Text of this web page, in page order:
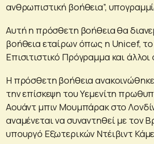
ανθρωπιστική βοήθεια”,
Αυτή η πρόσθετη βοήθεια θα
βοήθεια εταίρων όπως η Unicef,
Επισιτιστικό Πρόγραμμα και άλλοι
Η πρόσθετη βοήθεια
την επίσκεψη του Υεμενίτη
Αουάντ μπιν Μουμπάρακ στο
αναμένεται να συναντηθεί με τον
υπουργό Εξωτερικών Ντέιβιντ